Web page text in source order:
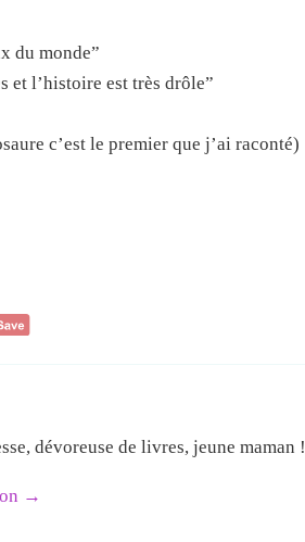
du monde”
et l’histoire est très drôle”
c’est le premier que j’ai raconté)
dévoreuse de livres, jeune maman !
→